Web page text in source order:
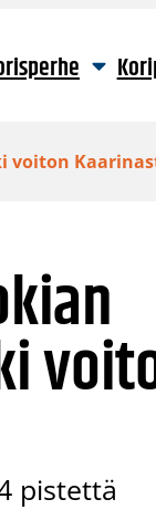
voiton
pistettä